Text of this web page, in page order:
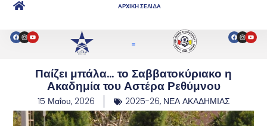
ΑΡΧΙΚΗ ΣΕΛΙΔΑ
Παίζει μπάλα… το Σαββατοκύριακο η
Ακαδημία του Αστέρα Ρεθύμνου
15 Μαΐου, 2026 2025-26, ΝΕΑ ΑΚΑΔΗΜΙΑΣ